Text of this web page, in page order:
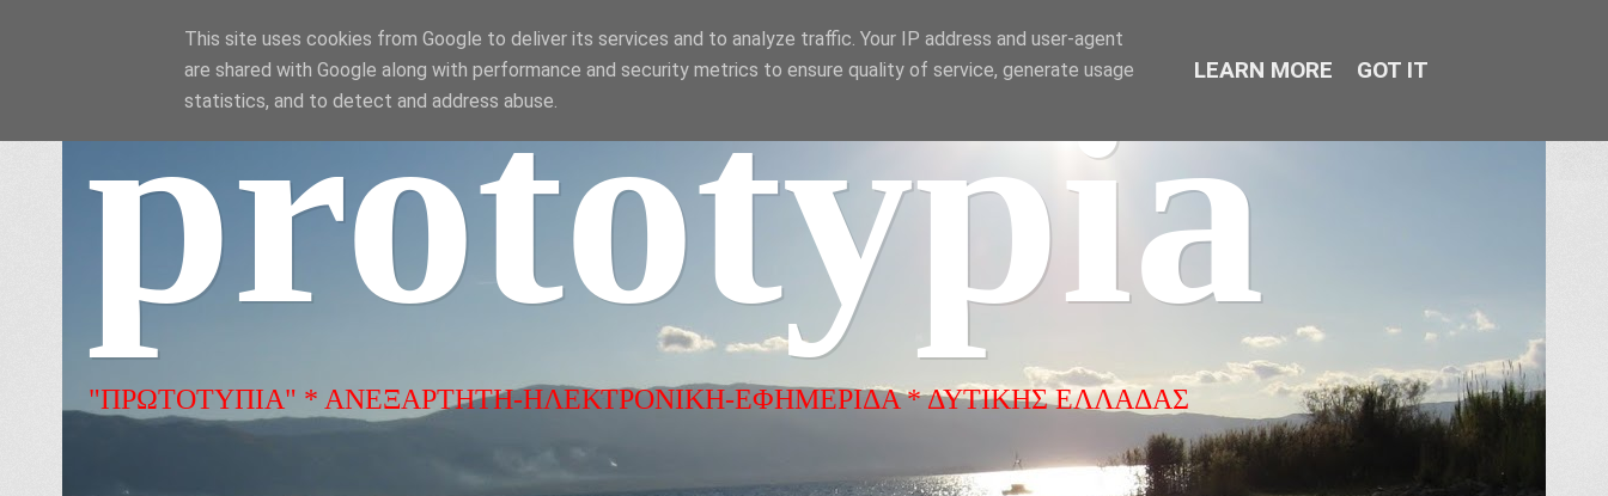
prototypia
"ΠΡΩΤΟΤΥΠΙΑ" * ΑΝΕΞΑΡΤΗΤΗ-ΗΛΕΚΤΡΟΝΙΚΗ-ΕΦΗΜΕΡΙΔΑ * ΔΥΤΙΚΗΣ ΕΛΛΑΔΑΣ
This site uses cookies from Google to deliver its services and to analyze traffic. Your IP address and user-agent
are shared with Google along with performance and security metrics to ensure quality of service, generate usage
statistics, and to detect and address abuse.
LEARN MORE GOT IT